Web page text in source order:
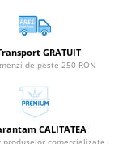
GRATUIT
de peste 250 RON
CALITATEA
produselor comercializate